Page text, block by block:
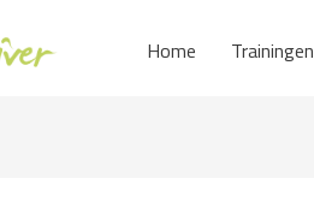
Home Trainingen